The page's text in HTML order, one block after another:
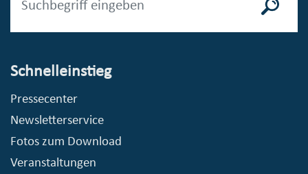
Schnelleinstieg
Pressecenter
Newsletterservice
Fotos zum Download
Veranstaltungen